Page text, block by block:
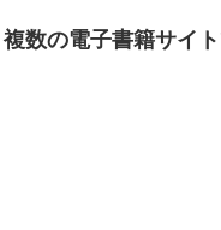
複数の電子書籍サイ